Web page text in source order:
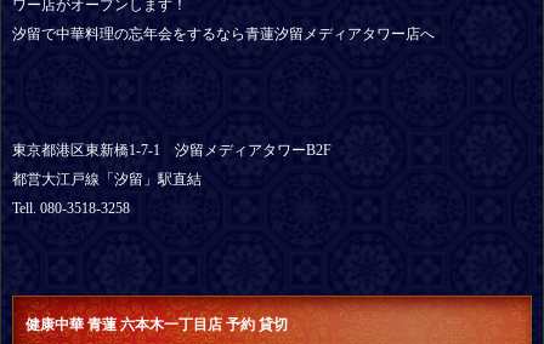
ワー店がオープンします！
汐留で中華料理の忘年会をするなら青蓮汐留メディアタワー店へ
東京都港区東新橋1-7-1 汐留メディアタワーB2F
都営大江戸線「汐留」駅直結
Tell. 080-3518-3258
健康中華 青蓮 六本木一丁目店 予約 貸切